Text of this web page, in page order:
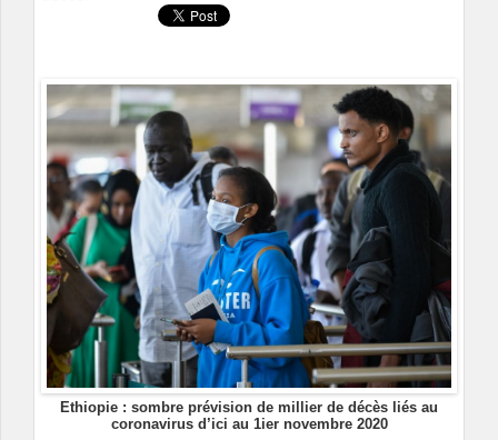
Ethiopie : sombre prévision de millier de décès liés au
coronavirus d’ici au 1ier novembre 2020